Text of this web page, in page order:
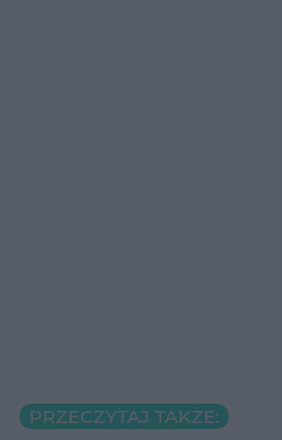
PRZECZYTAJ TAKŻE: